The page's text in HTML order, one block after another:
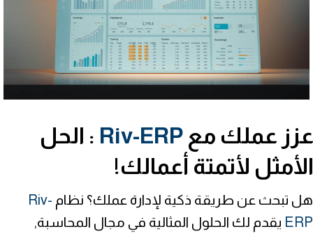
عزز عملك مع Riv-ERP : الحل
الأمثل لأتمتة أعمالك!
هل تبحث عن طريقة ذكية لإدارة عملك؟ نظام Riv-
ERP يقدم لك الحلول المثالية في مجال المحاسبة,